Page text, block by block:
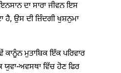
ਦਾ ਸਾਰਾ ਜੀਵਨ ਇਸ
ਹੈ, ਉਸ ਦੀ ਜ਼ਿੰਦਗੀ ਖੁਸ਼ਨੁਮਾ
ਮੁਤਾਬਿਕ ਇੱਕ ਪਰਿਵਾਰ
ਅਵਸਥਾ ਵਿੱਚ ਹੋਣ ਫਿਰ